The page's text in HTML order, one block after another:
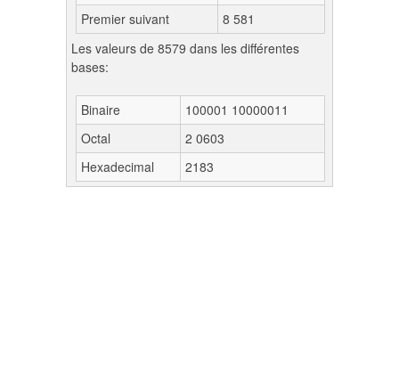
Premier suivant
8 581
Les valeurs de 8579 dans les différentes
bases:
Binaire
100001 10000011
Octal
2 0603
Hexadecimal
2183